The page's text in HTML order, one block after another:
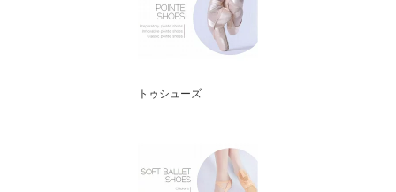
トゥシューズ